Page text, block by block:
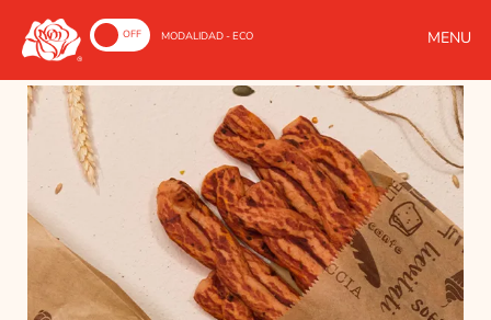
ON OFF MODALIDAD - ECO